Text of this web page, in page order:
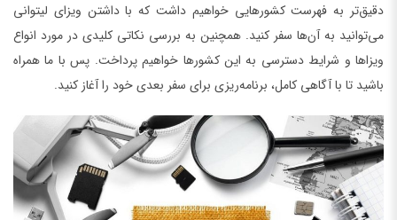
دقیق‌تر به فهرست کشورهایی خواهیم داشت که با داشتن ویزای لیتوانی
می‌توانید به آن‌ها سفر کنید. همچنین به بررسی نکاتی کلیدی در مورد انواع
ویزاها و شرایط دسترسی به این کشورها خواهیم پرداخت. پس با ما همراه
باشید تا با آگاهی کامل، برنامه‌ریزی برای سفر بعدی خود را آغاز کنید.